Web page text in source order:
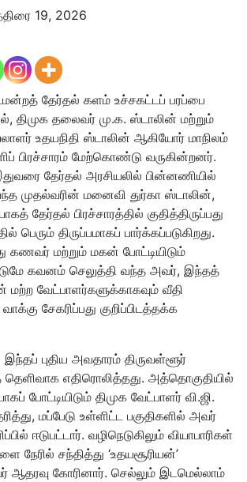
19, 2026
தேர்தல் களம் உச்சகட்டப் பரப்பை
திமுக தலைவர் மு.க. ஸ்டாலின் மற்றும்
உதயநிதி ஸ்டாலின் ஆகியோர் மாநிலம்
பிரச்சாரம் மேற்கொண்டு வருகின்றனர்.
தேர்தல் அரசியலில் பின்னணியில்
முதல்வரின் மனைவி துர்கா ஸ்டாலின்,
தேர்தல் பிரச்சாரத்தில் குதித்திருப்பது
பெரும் திருப்பமாகப் பார்க்கப்படுகிறது.
கணவர் மற்றும் மகன் போட்டியிடும்
கவனம் செலுத்தி வந்த அவர், இந்தத்
மற்ற வேட்பாளர்களுக்காகவும் வீதி
சேகரிப்பது குறிப்பிடத்தக்க
இந்தப் புதிய அவதாரம் திருவள்ளூர்
தெளிவாக எதிரொலித்தது. அத்தொகுதியில்
போட்டியிடும் திமுக வேட்பாளர் வி.ஜி.
மப்பேடு உள்ளிட்ட பகுதிகளில் அவர்
ஈடுபட்டார். வழிநெடுகிலும் வியாபாரிகள்
நேரில் சந்தித்து ‘உதயசூரியன்’
ஆதரவு கோரினார். செல்லும் இடமெல்லாம்